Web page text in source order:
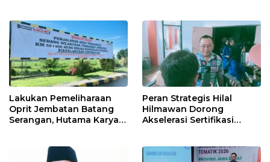
Pekanbaru!
Lakukan Pemeliharaan
Oprit Jembatan Batang
Serangan, Hutama Karya
Peran Strategis Hilal
Hilmawan Dorong
Akselerasi Sertifikasi
Indramayu